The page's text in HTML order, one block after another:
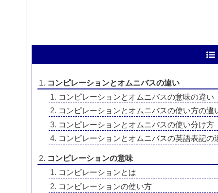
コンピレーションとオムニバスの違い
コンピレーションとオムニバスの意味の違い
コンピレーションとオムニバスの使い方の違
コンピレーションとオムニバスの使い分け方
コンピレーションとオムニバスの英語表記の
コンピレーションの意味
コンピレーションとは
コンピレーションの使い方